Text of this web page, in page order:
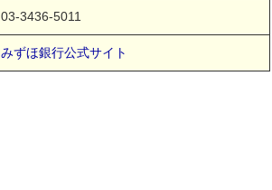
03-3436-5011
みずほ銀行公式サイト